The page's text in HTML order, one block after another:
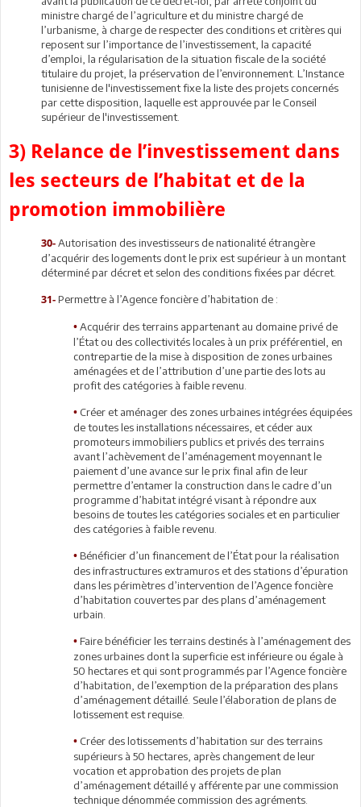
ministre chargé de l’agriculture et du ministre chargé de
l’urbanisme, à charge de respecter des conditions et critères qui
reposent sur l’importance de l’investissement, la capacité
d’emploi, la régularisation de la situation fiscale de la société
titulaire du projet, la préservation de l’environnement. L’Instance
tunisienne de l'investissement fixe la liste des projets concernés
par cette disposition, laquelle est approuvée par le Conseil
supérieur de l'investissement.
3) Relance de l’investissement dans
les secteurs de l’habitat et de la
promotion immobilière
30- Autorisation des investisseurs de nationalité étrangère
d’acquérir des logements dont le prix est supérieur à un montant
déterminé par décret et selon des conditions fixées par décret.
31- Permettre à l’Agence foncière d’habitation de :
• Acquérir des terrains appartenant au domaine privé de
l’État ou des collectivités locales à un prix préférentiel, en
contrepartie de la mise à disposition de zones urbaines
aménagées et de l’attribution d’une partie des lots au
profit des catégories à faible revenu.
• Créer et aménager des zones urbaines intégrées équipées
de toutes les installations nécessaires, et céder aux
promoteurs immobiliers publics et privés des terrains
avant l’achèvement de l’aménagement moyennant le
paiement d’une avance sur le prix final afin de leur
permettre d’entamer la construction dans le cadre d’un
programme d’habitat intégré visant à répondre aux
besoins de toutes les catégories sociales et en particulier
des catégories à faible revenu.
• Bénéficier d’un financement de l’État pour la réalisation
des infrastructures extramuros et des stations d’épuration
dans les périmètres d’intervention de l’Agence foncière
d’habitation couvertes par des plans d’aménagement
urbain.
• Faire bénéficier les terrains destinés à l’aménagement des
zones urbaines dont la superficie est inférieure ou égale à
50 hectares et qui sont programmés par l’Agence foncière
d’habitation, de l’exemption de la préparation des plans
d’aménagement détaillé. Seule l’élaboration de plans de
lotissement est requise.
• Créer des lotissements d’habitation sur des terrains
supérieurs à 50 hectares, après changement de leur
vocation et approbation des projets de plan
d’aménagement détaillé y afférente par une commission
technique dénommée commission des agréments.